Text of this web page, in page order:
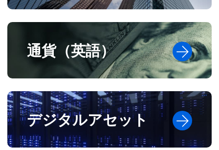
通貨（英語）
デジタルアセット